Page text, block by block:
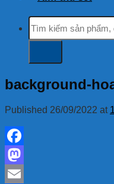
Tìm
kiếm:
background-
Published 26/09/2022 at
Facebook
Mastodon